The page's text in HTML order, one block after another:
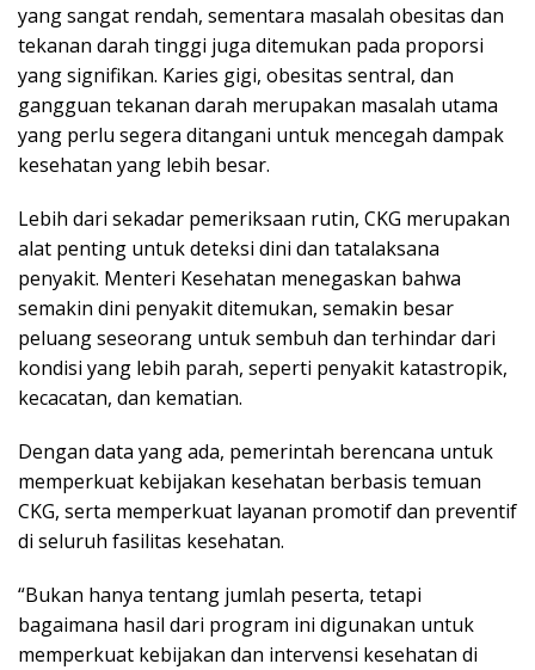
yang sangat rendah, sementara masalah obesitas dan
tekanan darah tinggi juga ditemukan pada proporsi
yang signifikan. Karies gigi, obesitas sentral, dan
gangguan tekanan darah merupakan masalah utama
yang perlu segera ditangani untuk mencegah dampak
kesehatan yang lebih besar.
Lebih dari sekadar pemeriksaan rutin, CKG merupakan
alat penting untuk deteksi dini dan tatalaksana
penyakit. Menteri Kesehatan menegaskan bahwa
semakin dini penyakit ditemukan, semakin besar
peluang seseorang untuk sembuh dan terhindar dari
kondisi yang lebih parah, seperti penyakit katastropik,
kecacatan, dan kematian.
Dengan data yang ada, pemerintah berencana untuk
memperkuat kebijakan kesehatan berbasis temuan
CKG, serta memperkuat layanan promotif dan preventif
di seluruh fasilitas kesehatan.
“Bukan hanya tentang jumlah peserta, tetapi
bagaimana hasil dari program ini digunakan untuk
memperkuat kebijakan dan intervensi kesehatan di